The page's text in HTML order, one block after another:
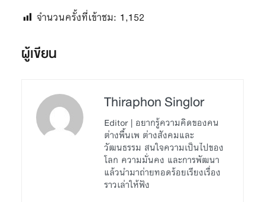
จำนวนครั้งที่เข้าชม: 1,152
ผู้เขียน
Thiraphon Singlor
Editor | อยากรู้ความคิดของคน
ต่างพื้นเพ ต่างสังคมและ
วัฒนธรรม สนใจความเป็นไปของ
โลก ความมั่นคง และการพัฒนา
แล้วนำมาถ่ายทอดร้อยเรียงเรื่อง
ราวเล่าให้ฟัง